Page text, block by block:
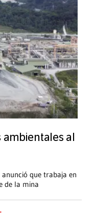
al
que trabaja en
de la mina